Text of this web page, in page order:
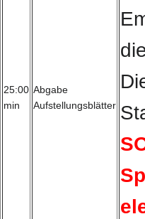
25:00
min
Abgabe
Aufstellungsblätter